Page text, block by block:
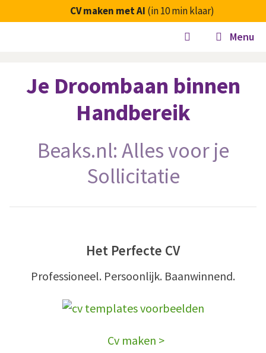
naar
CV maken met AI (in 10 min klaar)
Menu
Je Droombaan binnen
Handbereik
Beaks.nl: Alles voor je
Sollicitatie
Het Perfecte CV
Professioneel. Persoonlijk. Baanwinnend.
Cv maken >